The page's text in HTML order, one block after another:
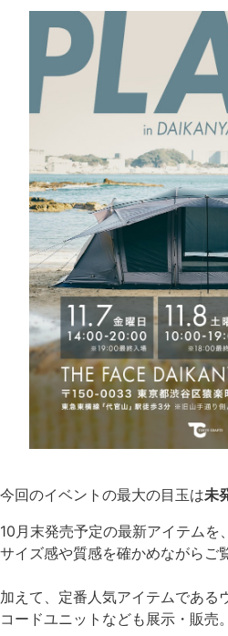
今回のイベントの最大の目玉は未
10月末発売予定の最新アイテムを
サイズ感や質感を確かめながらご
加えて、定番人気アイテムである
コードユニットなども展示・販売。